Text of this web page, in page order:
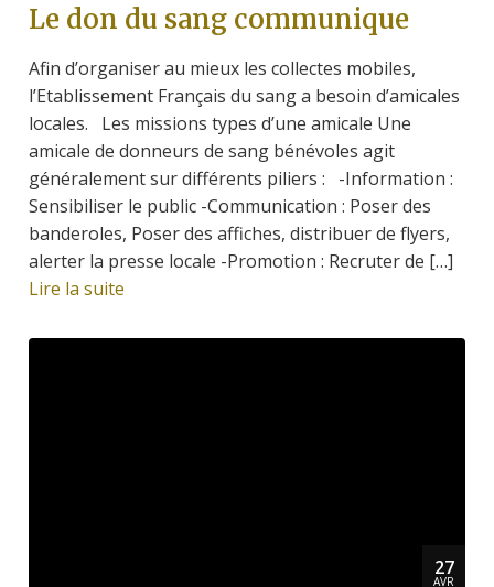
Le don du sang communique
Afin d’organiser au mieux les collectes mobiles,
l’Etablissement Français du sang a besoin d’amicales
locales. Les missions types d’une amicale Une
amicale de donneurs de sang bénévoles agit
généralement sur différents piliers : -Information :
Sensibiliser le public -Communication : Poser des
banderoles, Poser des affiches, distribuer de flyers,
alerter la presse locale -Promotion : Recruter de […]
Lire la suite
27
AVR